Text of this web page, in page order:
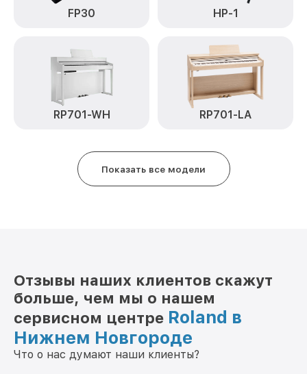
Прошивка (Обновление ПО) RD-700SX
700SX Roland
от 2500₽
FP30 HP-1
RP701-WH RP701-LA
Показать все модели
Отзывы наших клиентов скажут
больше, чем мы о нашем
сервисном центре Roland в
Нижнем Новгороде
Что о нас думают наши клиенты?